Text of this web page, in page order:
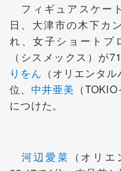
フィギュアスケー
日、大津市の木下カ
れ、女子ショートプ
（シスメックス）が
りをん （オリエンタ
位、 中井亜美 （
につけた。
河辺愛菜 （オリ